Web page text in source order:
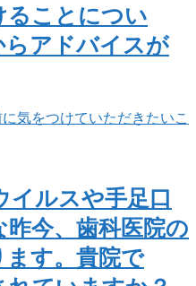
ることについ
らアドバイスが
気をつけていただきたいこ
イルスや手足口
今、歯科医院の
す。貴院で